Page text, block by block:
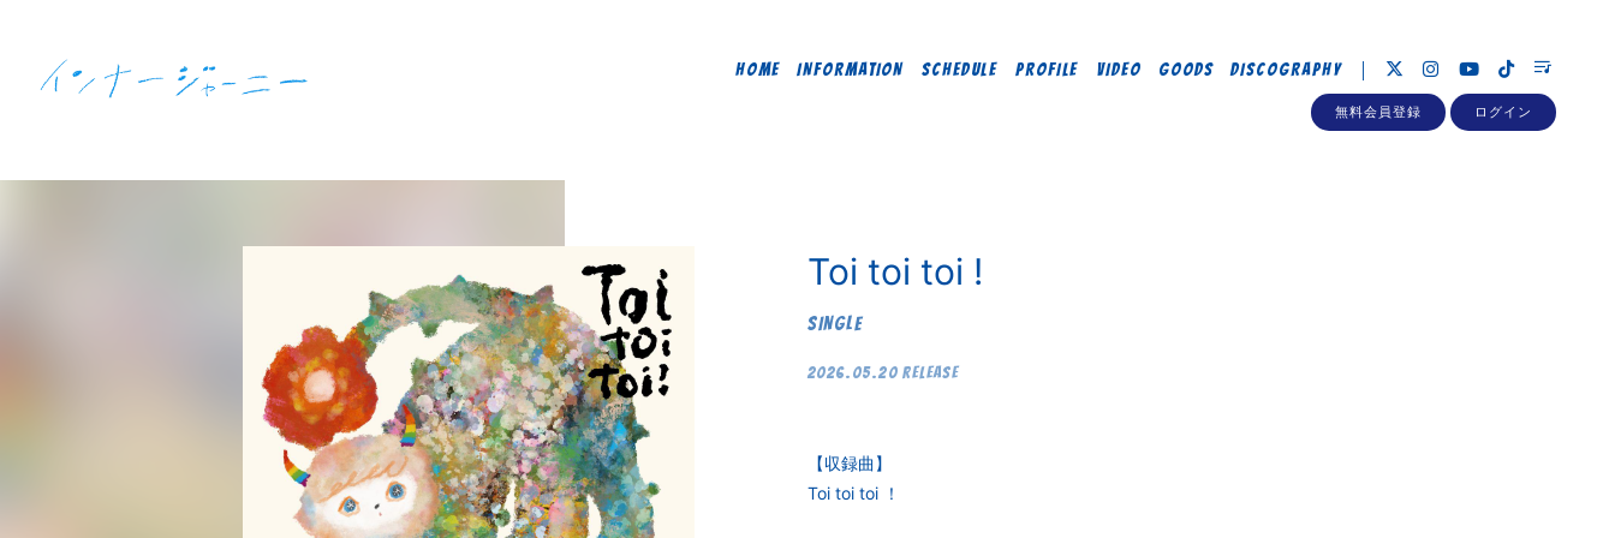
HOME INFORMATION SCHEDULE PROFILE VIDEO GOODS DISCOGRAPHY
無料会員登録 ログイン
Toi toi toi !
SINGLE
2026.05.20 RELEASE
【収録曲】
Toi toi toi ！